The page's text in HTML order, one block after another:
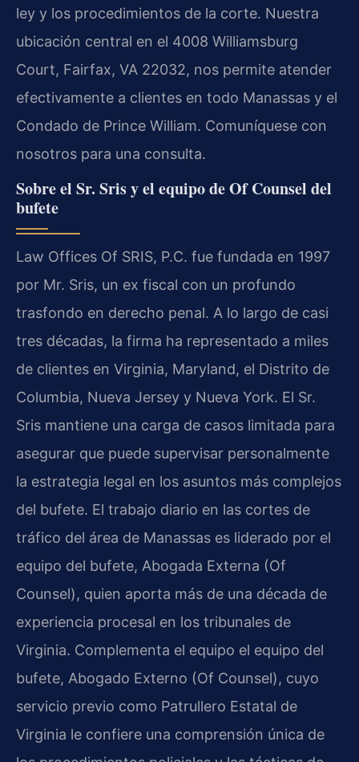
ley y los procedimientos de la corte. Nuestra
ubicación central en el 4008 Williamsburg
Court, Fairfax, VA 22032, nos permite atender
efectivamente a clientes en todo Manassas y el
Condado de Prince William. Comuníquese con
nosotros para una consulta.
Sobre el Sr. Sris y el equipo de Of Counsel del
bufete
Law Offices Of SRIS, P.C. fue fundada en 1997
por Mr. Sris, un ex fiscal con un profundo
trasfondo en derecho penal. A lo largo de casi
tres décadas, la firma ha representado a miles
de clientes en Virginia, Maryland, el Distrito de
Columbia, Nueva Jersey y Nueva York. El Sr.
Sris mantiene una carga de casos limitada para
asegurar que puede supervisar personalmente
la estrategia legal en los asuntos más complejos
del bufete. El trabajo diario en las cortes de
tráfico del área de Manassas es liderado por el
equipo del bufete, Abogada Externa (Of
Counsel), quien aporta más de una década de
experiencia procesal en los tribunales de
Virginia. Complementa el equipo el equipo del
bufete, Abogado Externo (Of Counsel), cuyo
servicio previo como Patrullero Estatal de
Virginia le confiere una comprensión única de